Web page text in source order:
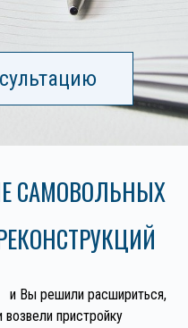
САМОВОЛЬНЫХ
и Вы решили расшириться,
пристройку